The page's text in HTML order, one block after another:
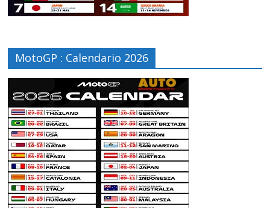
MotoGP : Calendario 2026